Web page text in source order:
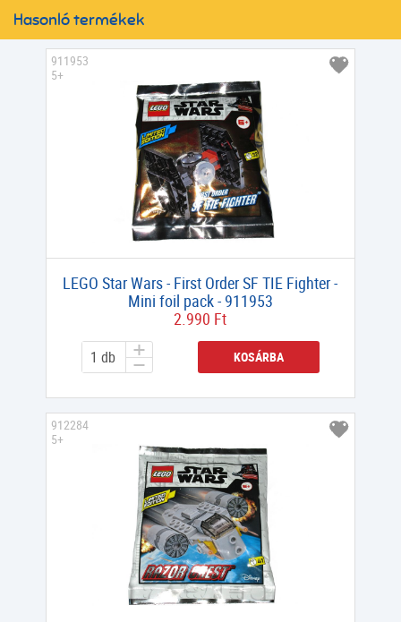
Hasonló termékek
LEGO Star Wars - First Order SF TIE Fighter -
Mini foil pack - 911953
2.990 Ft
KOSÁRBA
911953
5+
912284
5+